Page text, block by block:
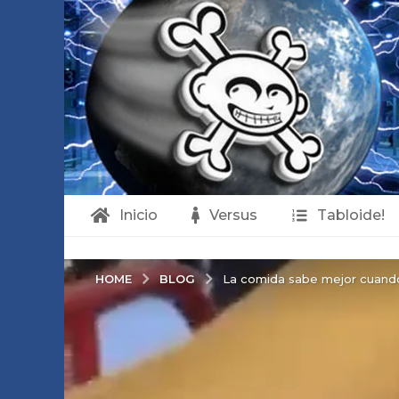
Inicio Versus Tabloide!
HOME BLOG La comida sabe mejor